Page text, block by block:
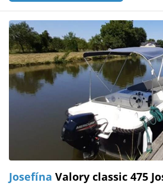
Josefína Valory classic 475